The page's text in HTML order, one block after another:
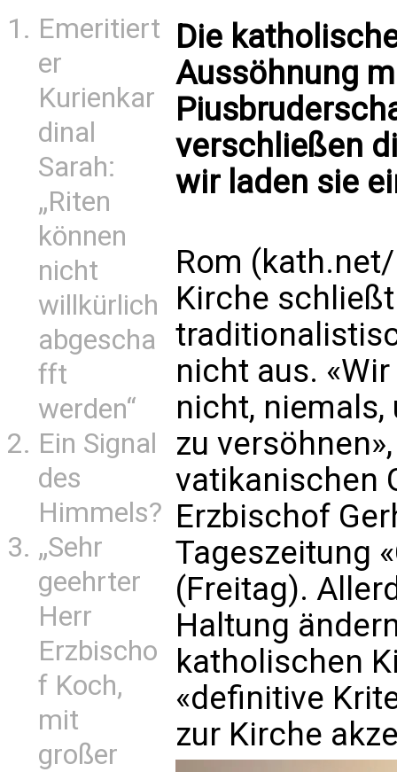
Emeritiert
er
Kurienkar
dinal
Sarah:
„Riten
können
nicht
willkürlich
abgescha
fft
werden“
Ein Signal
des
Himmels?
„Sehr
geehrter
Herr
Erzbischo
f Koch,
mit
großer
Die
Aussöhnung
verschließen
wir laden sie
Rom
Kirche
nicht aus.
nicht,
zu
vatikanischen
Erzbischof
Tageszeitung
(Freitag).
Haltung
katholischen
«definitive
zur Kirche